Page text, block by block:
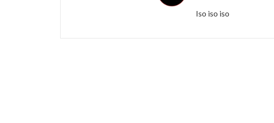
Iso iso iso